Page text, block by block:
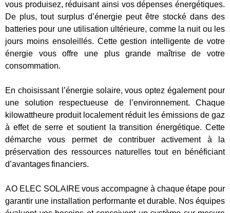
vous produisez, réduisant ainsi vos dépenses énergétiques.
De plus, tout surplus d’énergie peut être stocké dans des
batteries pour une utilisation ultérieure, comme la nuit ou les
jours moins ensoleillés. Cette gestion intelligente de votre
énergie vous offre une plus grande maîtrise de votre
consommation.
En choisissant l’énergie solaire, vous optez également pour
une solution respectueuse de l’environnement. Chaque
kilowattheure produit localement réduit les émissions de gaz
à effet de serre et soutient la transition énergétique. Cette
démarche vous permet de contribuer activement à la
préservation des ressources naturelles tout en bénéficiant
d’avantages financiers.
AO ELEC SOLAIRE vous accompagne à chaque étape pour
garantir une installation performante et durable. Nos équipes